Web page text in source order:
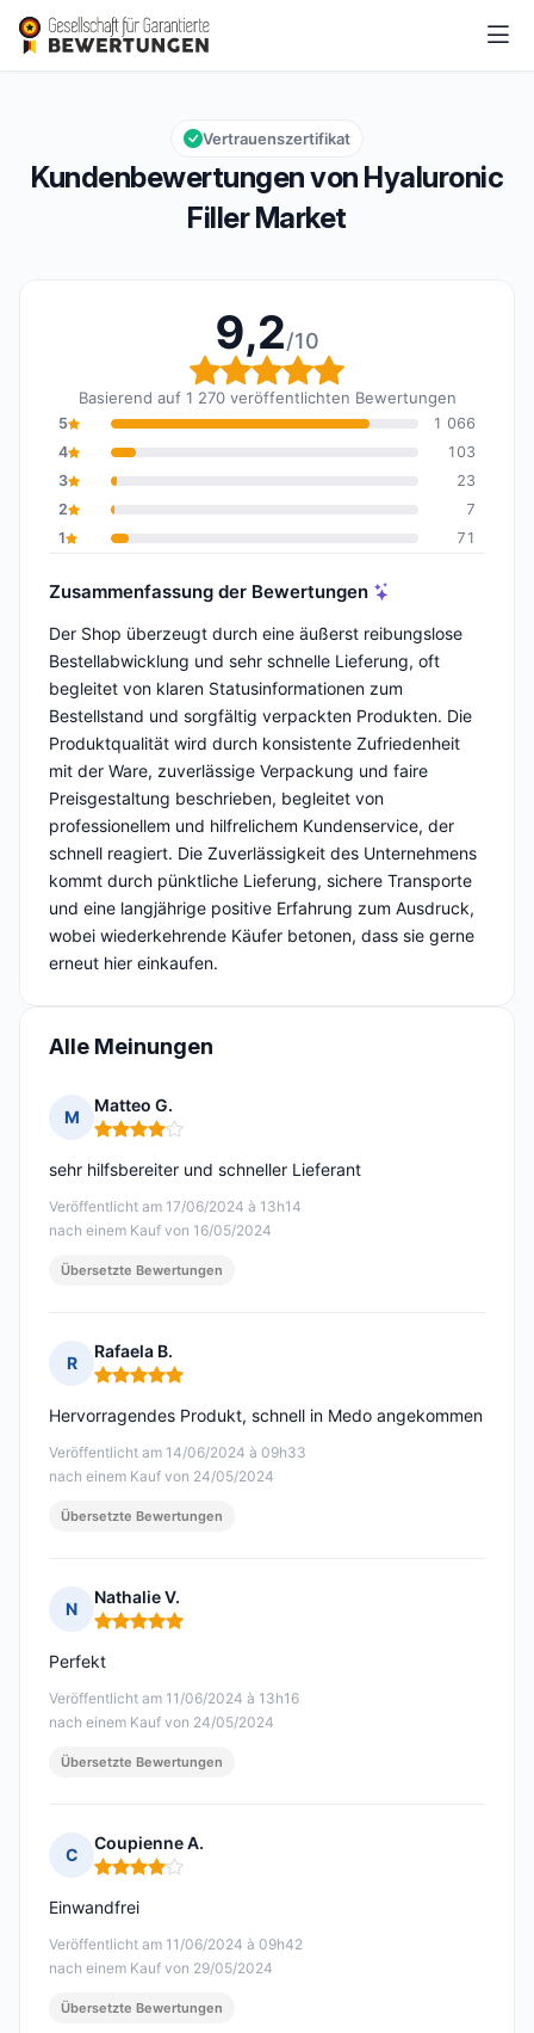
Hyaluronic Filler Market
Gesamtbewertung: 9,2 von 10
9,2/10
Kundenbewertungen von Hyaluronic
Filler Market
Vertrauenszertifikat
9,2/10
Gesamtbewertung: 9,2
Basierend auf 1 270 veröffentlichten Bewertungen
5
1 066
4
103
3
23
2
7
1
71
Zusammenfassung der Bewertungen
Der Shop überzeugt durch eine äußerst reibungslose
Bestellabwicklung und sehr schnelle Lieferung, oft
begleitet von klaren Statusinformationen zum
Bestellstand und sorgfältig verpackten Produkten. Die
Produktqualität wird durch konsistente Zufriedenheit
mit der Ware, zuverlässige Verpackung und faire
Preisgestaltung beschrieben, begleitet von
professionellem und hilfrelichem Kundenservice, der
schnell reagiert. Die Zuverlässigkeit des Unternehmens
kommt durch pünktliche Lieferung, sichere Transporte
und eine langjährige positive Erfahrung zum Ausdruck,
wobei wiederkehrende Käufer betonen, dass sie gerne
erneut hier einkaufen.
Alle Meinungen
M
Matteo G.
Hinweis: 4 von 5
Veröffentlicht am 17/06/2024 à 13h14
nach einem Kauf von 16/05/2024
sehr hilfsbereiter und schneller Lieferant
Übersetzte Bewertungen
R
Rafaela B.
Hinweis: 5 von 5
Veröffentlicht am 14/06/2024 à 09h33
nach einem Kauf von 24/05/2024
Hervorragendes Produkt, schnell in Medo angekommen
Übersetzte Bewertungen
N
Nathalie V.
Hinweis: 5 von 5
Veröffentlicht am 11/06/2024 à 13h16
nach einem Kauf von 24/05/2024
Perfekt
Übersetzte Bewertungen
C
Coupienne A.
Hinweis: 4 von 5
Veröffentlicht am 11/06/2024 à 09h42
nach einem Kauf von 29/05/2024
Einwandfrei
Übersetzte Bewertungen